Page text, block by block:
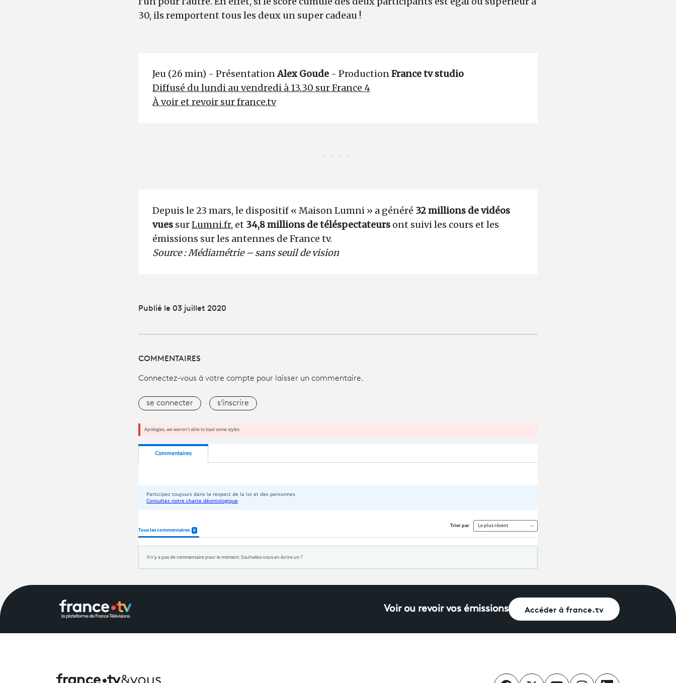
30, ils remportent tous les deux un super cadeau !
Jeu (26 min) - PrésentationAlex Goude - ProductionFrance tv studio
Diffusé du lundi au vendredi à 13.30 sur France 4
À voir et revoir sur france.tv
Depuis le 23 mars, le dispositif « Maison Lumni » a généré 32 millions de vidéos
vues surLumni.fr, et 34,8 millions de téléspectateurs ont suivi les cours et les
émissions sur les antennes de France tv.
Source : Médiamétrie – sans seuil de vision
Publié le 03 juillet 2020
COMMENTAIRES
Connectez-vous à votre compte pour laisser un commentaire.
se connecter s'inscrire
Voir ou revoir vos émissions Accéder à france.tv